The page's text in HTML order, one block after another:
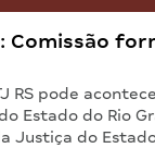
Comissão
RS pode
Estado do Rio
Justiça do